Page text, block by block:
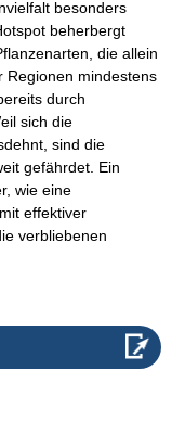
besonders
beherbergt
die allein
Regionen mindestens
durch
sich die
sind die
gefährdet. Ein
wie eine
effektiver
verbliebenen